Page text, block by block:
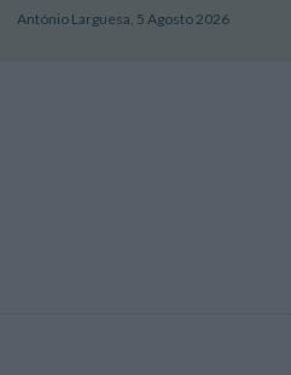
António Larguesa, 5 Agosto 2026